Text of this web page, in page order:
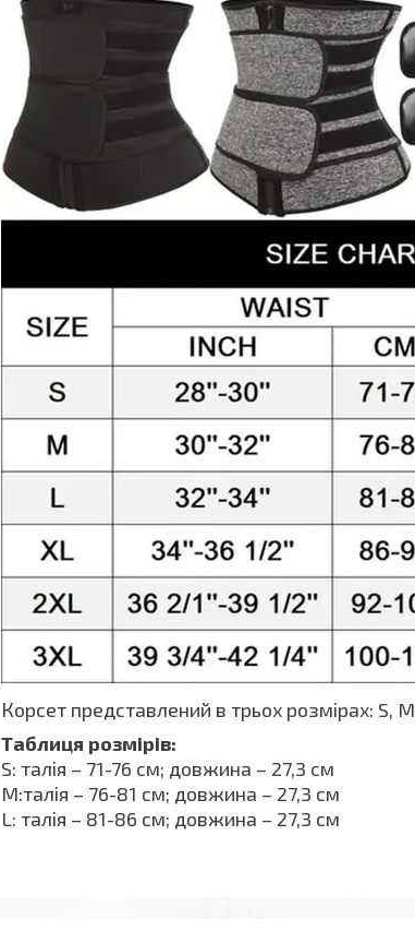
Корсет представлений в трьох розмірах: S,
Таблиця розмірів:
S: талія – 71-76 см; довжина – 27,3 см
M:талія – 76-81 см; довжина – 27,3 см
L: талія – 81-86 см; довжина – 27,3 см